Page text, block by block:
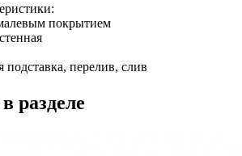
покрытием
перелив, слив
разделе